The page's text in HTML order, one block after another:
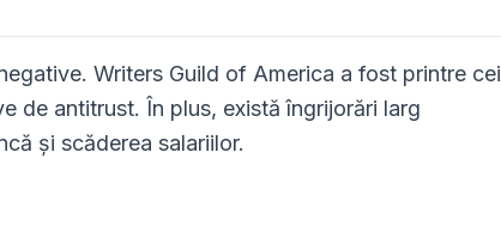
Writers Guild of America a fost printre cei
de antitrust. În plus, există îngrijorări larg
și scăderea salariilor.